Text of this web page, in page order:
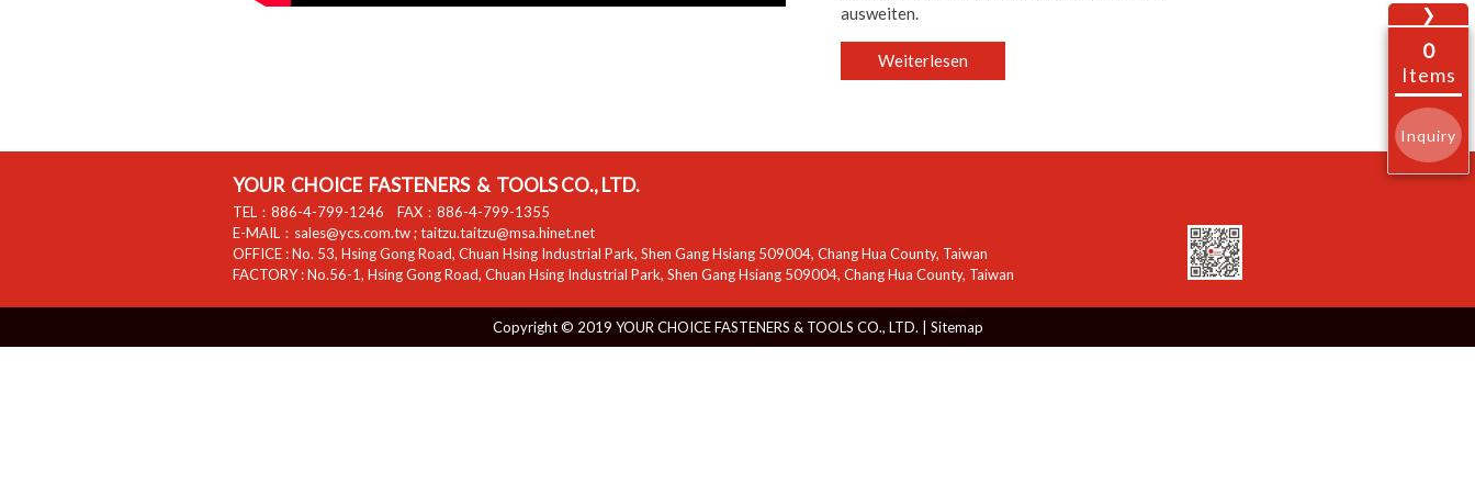
ausweiten.
Weiterlesen
YOUR CHOICE FASTENERS & TOOLS CO., LTD.
TEL： 886-4-799-1246 FAX： 886-4-799-1355
E-MAIL： sales@ycs.com.tw;taitzu.taitzu@msa.hinet.net
OFFICE :No. 53, Hsing Gong Road, Chuan Hsing Industrial Park, Shen Gang Hsiang 509004, Chang Hua County, Taiwan
FACTORY :No.56-1, Hsing Gong Road, Chuan Hsing Industrial Park, Shen Gang Hsiang 509004, Chang Hua County, Taiwan
Copyright © 2019 YOUR CHOICE FASTENERS & TOOLS CO., LTD. | Sitemap
❯
0
Items
Inquiry